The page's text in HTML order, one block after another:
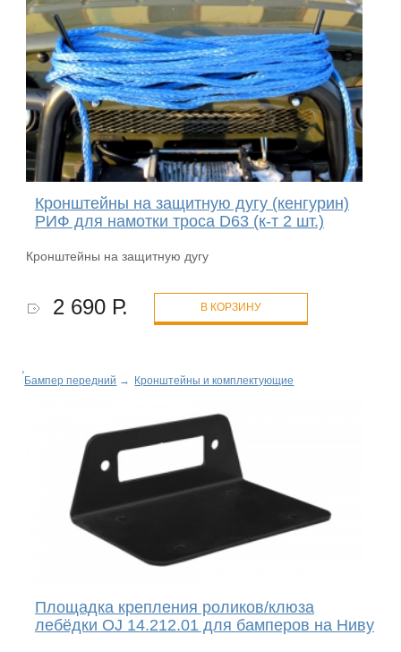
Кронштейны на защитную дугу (кенгурин)
РИФ для намотки троса D63 (к-т 2 шт.)
Кронштейны на защитную дугу
2 690 Р. В КОРЗИНУ
Бампер передний → Кронштейны и комплектующие
Площадка крепления роликов/клюза
лебёдки OJ 14.212.01 для бамперов на Ниву